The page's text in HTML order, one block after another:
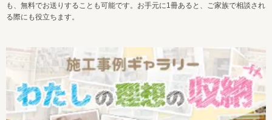
も、無料でお送りすることも可能です。お手元に1冊あると、ご家族で相談され
る際にも役立ちます。